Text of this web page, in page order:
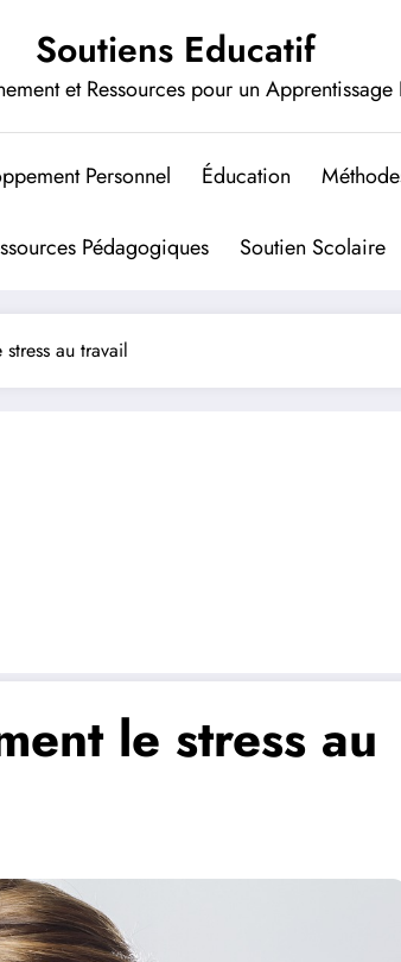
Soutiens Educatif
et Ressources pour un Apprentissage
Personnel Éducation
Pédagogiques Soutien Scolaire
au travail
le stress au